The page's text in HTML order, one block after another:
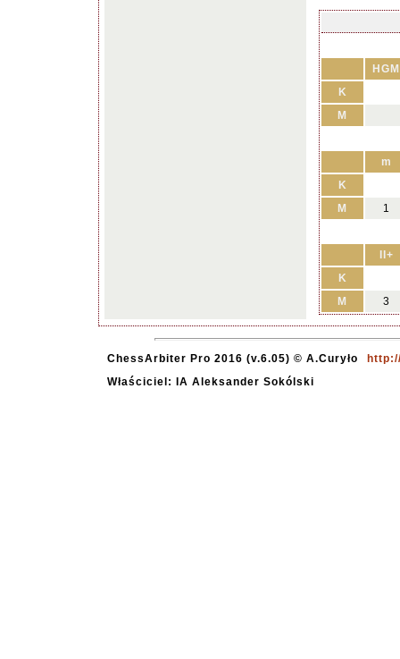
HGM
K
M
m
K
M
1
II+
K
M
3
ChessArbiter Pro 2016 (v.6.05) © A.Curyło
Właściciel: IA Aleksander Sokólski